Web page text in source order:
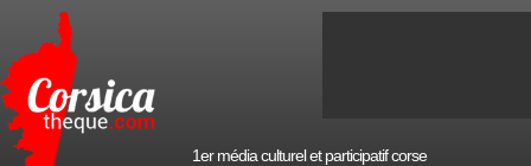
1er média culturel et participatif corse